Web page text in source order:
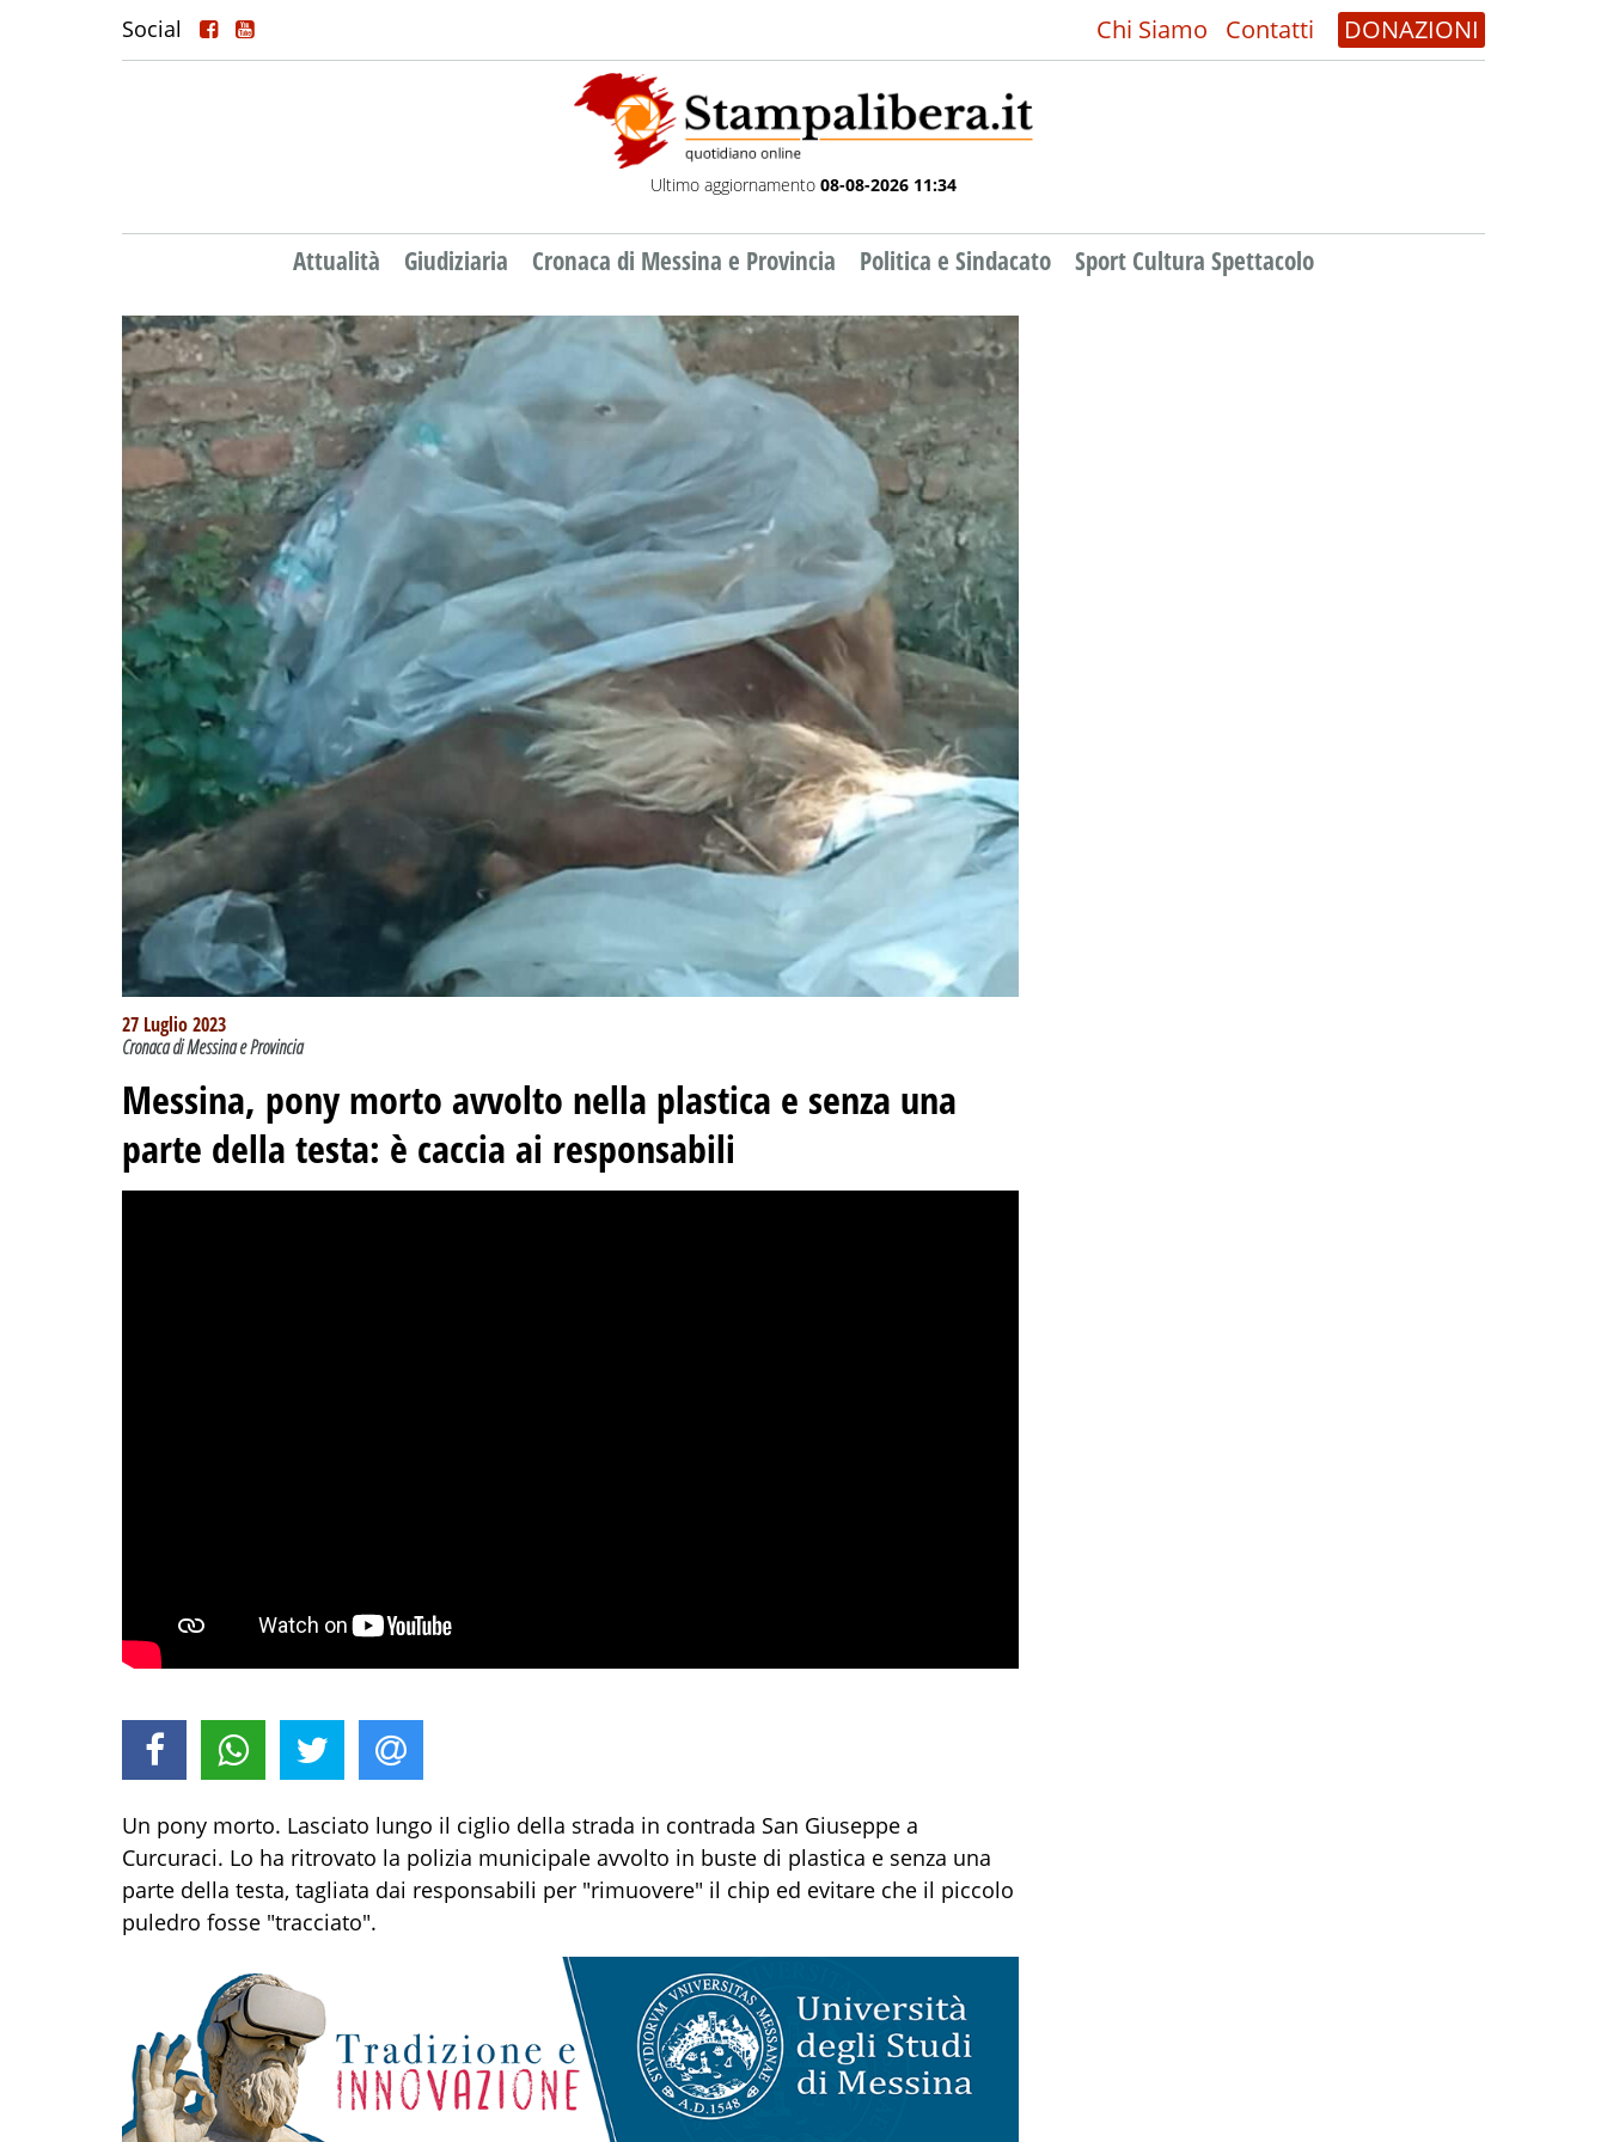
Social Chi Siamo Contatti DONAZIONI
Ultimo aggiornamento 08-08-2026 11:34
Attualità Giudiziaria Cronaca di Messina e Provincia Politica e Sindacato Sport Cultura Spettacolo
27 Luglio 2023
Cronaca di Messina e Provincia
Messina, pony morto avvolto nella plastica e senza una
parte della testa: è caccia ai responsabili
Un pony morto. Lasciato lungo il ciglio della strada in contrada San Giuseppe a
Curcuraci. Lo ha ritrovato la polizia municipale avvolto in buste di plastica e senza una
parte della testa, tagliata dai responsabili per "rimuovere" il chip ed evitare che il piccolo
puledro fosse "tracciato".